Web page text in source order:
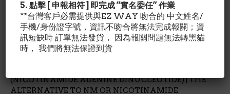
CATEGORY:UNCATEGORIZED
(NICOTINAMIDE ADENINE DINUCLEOTIDE) | THE
ALTERNATIVE TO NM OR NICOTINAMIDE
5. 點擊 [ 申報相符 ] 即完成 “實名委任” 作業
**台灣客戶必需提供與EZ WAY 吻合的 中文姓名/
手機/身份證字號，資訊不吻合將無法完成報關；資
訊短缺時 訂單無法發貨， 因為報關問題無法轉黑貓
時， 我們將無法保證到貨